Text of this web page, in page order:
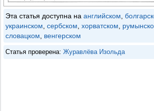
Эта статья доступна на английском
украинском сербском хорватском
словацком
венгерском
Статья проверена: Журавлёва Изольда